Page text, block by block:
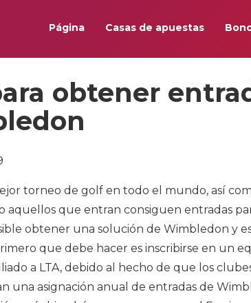
Página Casas de apuestas
obtener
torneo de golf en todo el mundo, así
aquellos que entran consiguen entradas
obtener una solución de Wimbledon y
que debe hacer es inscribirse en un
a LTA, debido al hecho de que los
una asignación anual de entradas de